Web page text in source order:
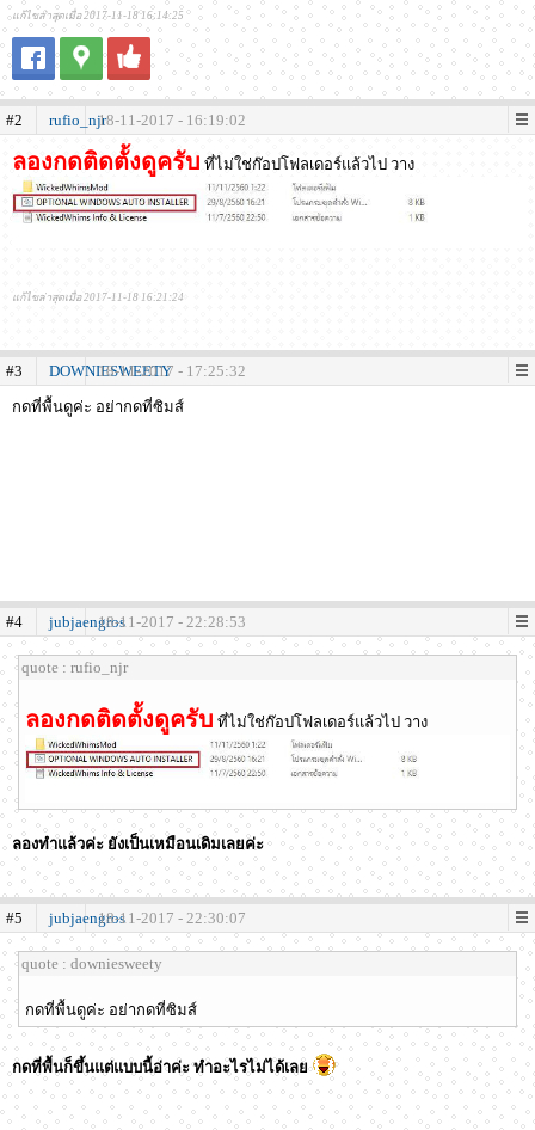
แก้ไขล่าสุดเมื่อ 2017-11-18 16:14:25
#2 rufio_njr18-11-2017 - 16:19:02
ลองกดติดตั้งดูครับ ที่ไม่ใช่ก๊อปโฟลเดอร์แล้วไป วาง
แก้ไขล่าสุดเมื่อ 2017-11-18 16:21:24
#3 DOWNIESWEETY
18-11-2017 - 17:25:32
กดที่พื้นดูค่ะ อย่ากดที่ซิมส์
#4 jubjaengros18-11-2017 - 22:28:53
quote : rufio_njr
ลองกดติดตั้งดูครับ ที่ไม่ใช่ก๊อปโฟลเดอร์แล้วไป วาง
ลองทำแล้วค่ะ ยังเป็นเหมือนเดิมเลยค่ะ
#5 jubjaengros18-11-2017 - 22:30:07
quote : downiesweety
กดที่พื้นดูค่ะ อย่ากดที่ซิมส์
กดที่พื้นก็ขึ้นแต่แบบนี้อ่าค่ะ ทำอะไรไม่ได้เลย